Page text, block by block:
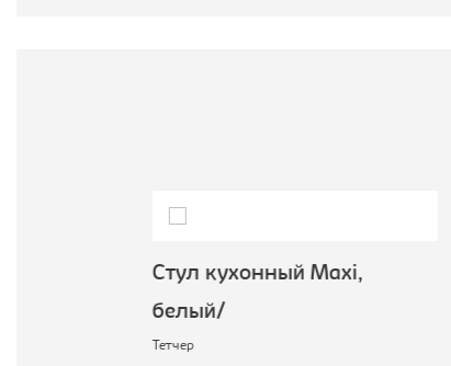
Стул кухонный Махi,
белый/
Тетчер